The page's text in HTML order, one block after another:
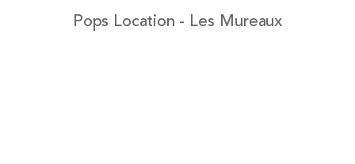
Pops Location - Les Mureaux